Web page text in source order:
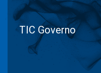
TIC Governo